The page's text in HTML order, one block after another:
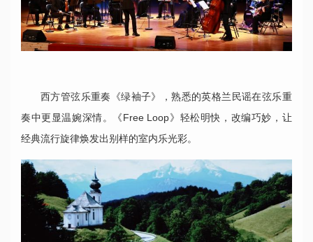
西方管弦乐重奏《绿袖子》，熟悉的英格兰民谣在弦乐重
奏中更显温婉深情。《Free Loop》轻松明快，改编巧妙，让
经典流行旋律焕发出别样的室内乐光彩。